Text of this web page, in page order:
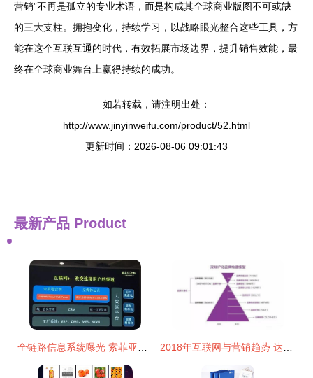
营销”不再是孤立的专业术语，而是构成其全球商业版图不可或缺
的三大支柱。拥抱变化，持续学习，以战略眼光整合这些工具，方
能在这个互联互通的时代，有效拓展市场边界，提升销售效能，最
终在全球商业舞台上赢得持续的成功。
如若转载，请注明出处：
http://www.jinyinweifu.com/product/52.html
更新时间：2026-08-06 09:01:43
最新产品 Product
全链路信息系统曝光 索菲亚诠释家居新零售和工业4.0 互联网销售 2018年互联网与营销趋势 达内网络营销培训视角下的新航道